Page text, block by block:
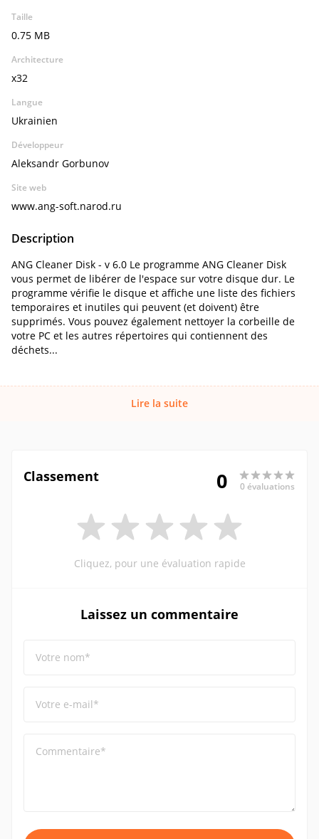
Taille
0.75 MB
Architecture
x32
Langue
Ukrainien
Développeur
Aleksandr Gorbunov
Site web
www.ang-soft.narod.ru
Description
ANG Cleaner Disk - v 6.0 Le programme ANG Cleaner Disk
vous permet de libérer de l'espace sur votre disque dur. Le
programme vérifie le disque et affiche une liste des fichiers
temporaires et inutiles qui peuvent (et doivent) être
supprimés. Vous pouvez également nettoyer la corbeille de
votre PC et les autres répertoires qui contiennent des
déchets...
Lire la suite
Classement 0 0 évaluations
Cliquez, pour une évaluation rapide
Laissez un commentaire
Votre nom*
Votre e-mail*
Commentaire*